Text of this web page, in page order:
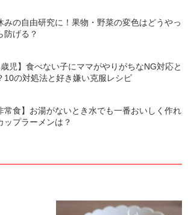
みの自由研究に！果物・野菜の変色はどうやっ
防げる？
歳児】食べない子にママがやりがちなNG対応と
10の対処法と好き嫌い克服レシピ
常食】お湯がないとき水でも一番おいしく作れ
ップラーメンは？